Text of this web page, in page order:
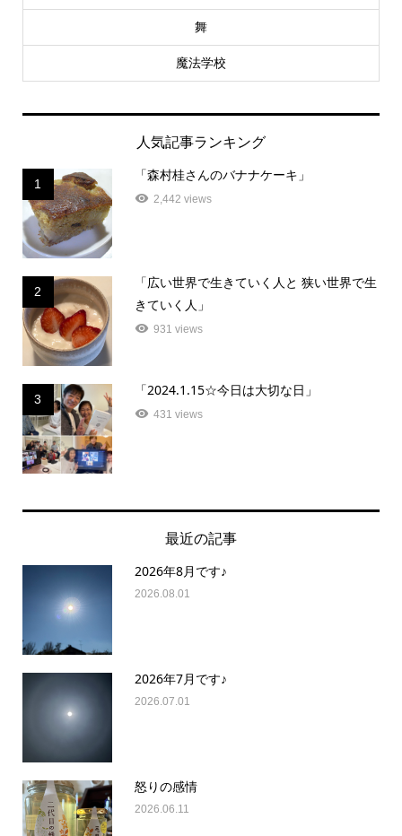
舞
魔法学校
人気記事ランキング
1
「森村桂さんのバナナケーキ」
2,442 views
2
「広い世界で生きていく人と 狭い世界で生
きていく人」
931 views
3
「2024.1.15☆今日は大切な日」
431 views
最近の記事
2026年8月です♪
2026.08.01
2026年7月です♪
2026.07.01
怒りの感情
2026.06.11